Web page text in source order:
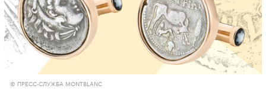
© ПРЕСС-СЛУЖБА MONTBLANC